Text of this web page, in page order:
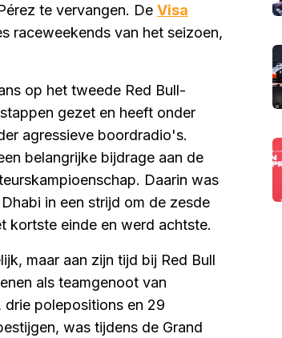
te vervangen. De Visa
raceweekends van het seizoen,
op het tweede Red Bull-
gezet en heeft onder
agressieve boordradio's.
belangrijke bijdrage aan de
Daarin was
in een strijd om de zesde
kortste einde en werd achtste.
maar aan zijn tijd bij Red Bull
als teamgenoot van
polepositions en 29
was tijdens de Grand